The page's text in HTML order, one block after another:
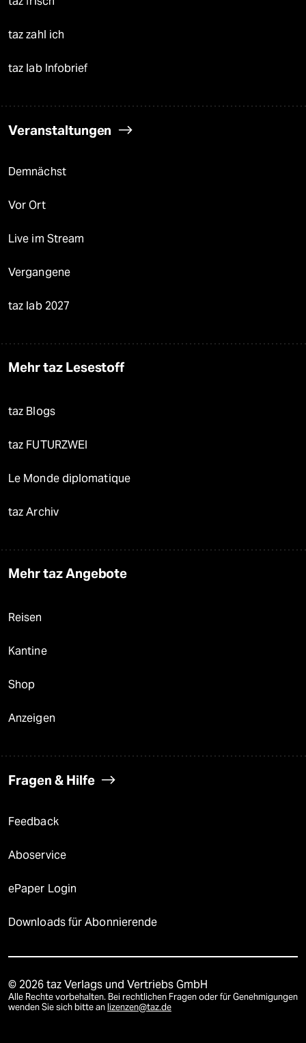
taz zahl ich
taz lab Infobrief
Veranstaltungen
Demnächst
Vor Ort
Live im Stream
Vergangene
taz lab 2027
Mehr taz Lesestoff
taz Blogs
taz FUTURZWEI
Le Monde diplomatique
taz Archiv
Mehr taz Angebote
Reisen
Kantine
Shop
Anzeigen
Fragen & Hilfe
Feedback
Aboservice
ePaper Login
Downloads für Abonnierende
© 2026 taz Verlags und Vertriebs GmbH
Alle Rechte vorbehalten. Bei rechtlichen Fragen oder für Genehmigungen
wenden Sie sich bitte an lizenzen@taz.de